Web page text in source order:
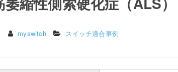
myswitch スイッチ適合事例